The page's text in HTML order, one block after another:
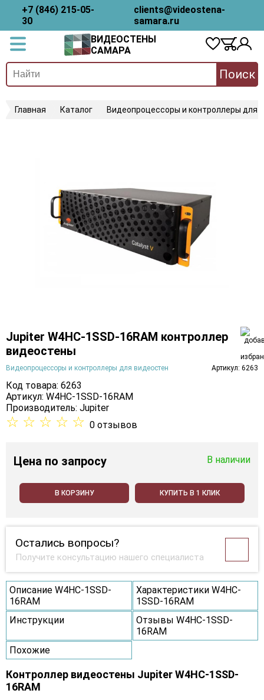
+7 (846) 215-05-
30
clients@videostena-
samara.ru
ВИДЕОСТЕНЫ
САМАРА
Поиск
Главная Каталог Видеопроцессоры и контроллеры для
Jupiter W4HC-1SSD-16RAM контроллер
видеостены
Видеопроцессоры и контроллеры для видеостен Артикул: 6263
Код товара: 6263
Артикул: W4HC-1SSD-16RAM
Производитель: Jupiter
☆ ☆ ☆ ☆ ☆ 0 отзывов
Цена по запросу В наличии
В КОРЗИНУ КУПИТЬ В 1 КЛИК
Остались вопросы?
Получите консультацию нашего специалиста
Описание W4HC-1SSD-
16RAM
Характеристики W4HC-
1SSD-16RAM
Инструкции
Отзывы W4HC-1SSD-
16RAM
Похожие
Контроллер видеостены Jupiter W4HC-1SSD-
16RAM